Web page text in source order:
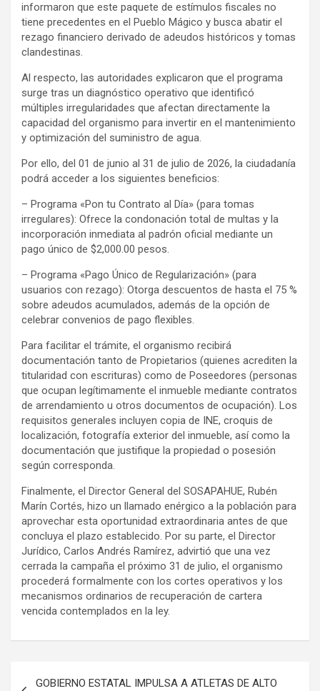
informaron que este paquete de estímulos fiscales no
tiene precedentes en el Pueblo Mágico y busca abatir el
rezago financiero derivado de adeudos históricos y tomas
clandestinas.
Al respecto, las autoridades explicaron que el programa
surge tras un diagnóstico operativo que identificó
múltiples irregularidades que afectan directamente la
capacidad del organismo para invertir en el mantenimiento
y optimización del suministro de agua.
Por ello, del 01 de junio al 31 de julio de 2026, la ciudadanía
podrá acceder a los siguientes beneficios:
– Programa «Pon tu Contrato al Día» (para tomas
irregulares): Ofrece la condonación total de multas y la
incorporación inmediata al padrón oficial mediante un
pago único de $2,000.00 pesos.
– Programa «Pago Único de Regularización» (para
usuarios con rezago): Otorga descuentos de hasta el 75 %
sobre adeudos acumulados, además de la opción de
celebrar convenios de pago flexibles.
Para facilitar el trámite, el organismo recibirá
documentación tanto de Propietarios (quienes acrediten la
titularidad con escrituras) como de Poseedores (personas
que ocupan legítimamente el inmueble mediante contratos
de arrendamiento u otros documentos de ocupación). Los
requisitos generales incluyen copia de INE, croquis de
localización, fotografía exterior del inmueble, así como la
documentación que justifique la propiedad o posesión
según corresponda.
Finalmente, el Director General del SOSAPAHUE, Rubén
Marín Cortés, hizo un llamado enérgico a la población para
aprovechar esta oportunidad extraordinaria antes de que
concluya el plazo establecido. Por su parte, el Director
Jurídico, Carlos Andrés Ramírez, advirtió que una vez
cerrada la campaña el próximo 31 de julio, el organismo
procederá formalmente con los cortes operativos y los
mecanismos ordinarios de recuperación de cartera
vencida contemplados en la ley.
GOBIERNO ESTATAL IMPULSA A ATLETAS DE ALTO